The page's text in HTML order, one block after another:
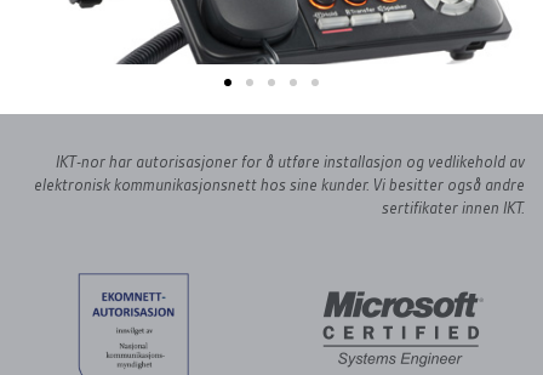
IKT-nor har autorisasjoner for å utføre installasjon og vedlikehold av
elektronisk kommunikasjonsnett hos sine kunder. Vi besitter også andre
sertifikater innen IKT.